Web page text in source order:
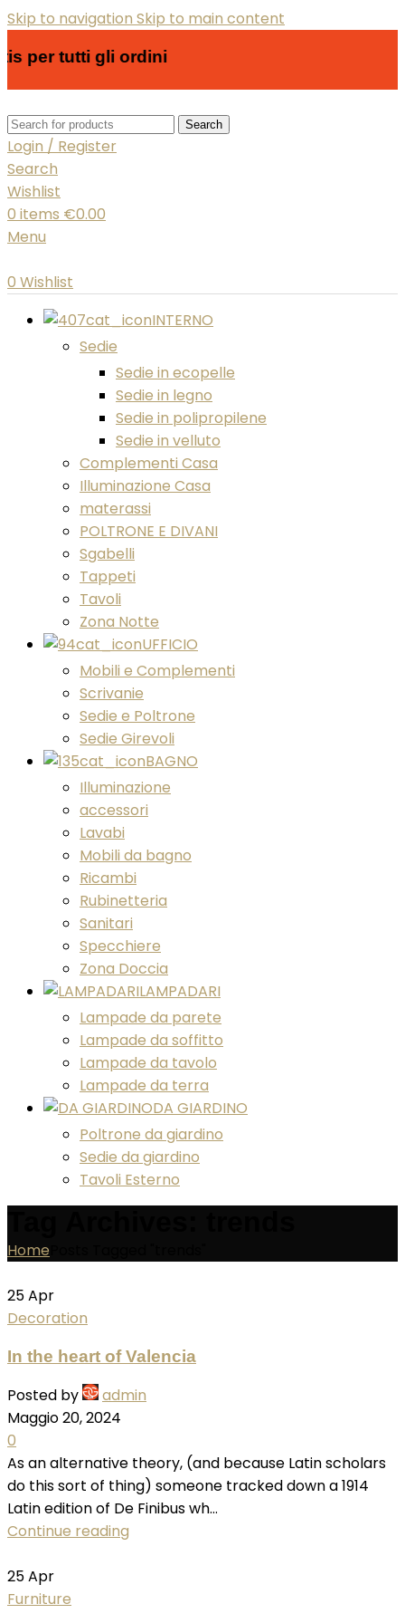
Skip to navigation Skip to main content
per tutti gli ordini
Search
Login / Register
Search
Wishlist
0 items €0.00
Menu
0 Wishlist
INTERNO
Sedie
Sedie in ecopelle
Sedie in legno
Sedie in polipropilene
Sedie in velluto
Complementi Casa
Illuminazione Casa
materassi
POLTRONE E DIVANI
Sgabelli
Tappeti
Tavoli
Zona Notte
UFFICIO
Mobili e Complementi
Scrivanie
Sedie e Poltrone
Sedie Girevoli
BAGNO
Illuminazione
accessori
Lavabi
Mobili da bagno
Ricambi
Rubinetteria
Sanitari
Specchiere
Zona Doccia
LAMPADARI
Lampade da parete
Lampade da soffitto
Lampade da tavolo
Lampade da terra
DA GIARDINO
Poltrone da giardino
Sedie da giardino
Tavoli Esterno
Home
25Apr
Decoration
In the heart of Valencia
Posted by
admin
Maggio 20, 2024
0
As an alternative theory, (and because Latin scholars
do this sort of thing) someone tracked down a 1914
Latin edition of De Finibus wh...
Continue reading
25Apr
Furniture